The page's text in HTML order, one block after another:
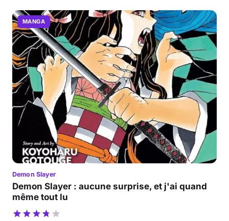
MANGA
Demon Slayer
Demon Slayer : aucune surprise, et j'ai quand
même tout lu